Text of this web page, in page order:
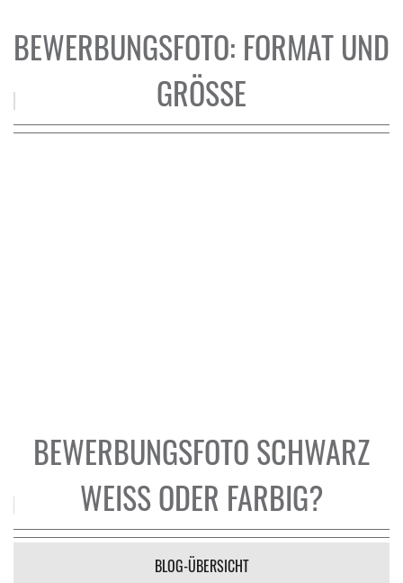
BEWERBUNGSFOTO: FORMAT UND
GRÖSSE
BEWERBUNGSFOTO SCHWARZ
WEISS ODER FARBIG?
BLOG-ÜBERSICHT